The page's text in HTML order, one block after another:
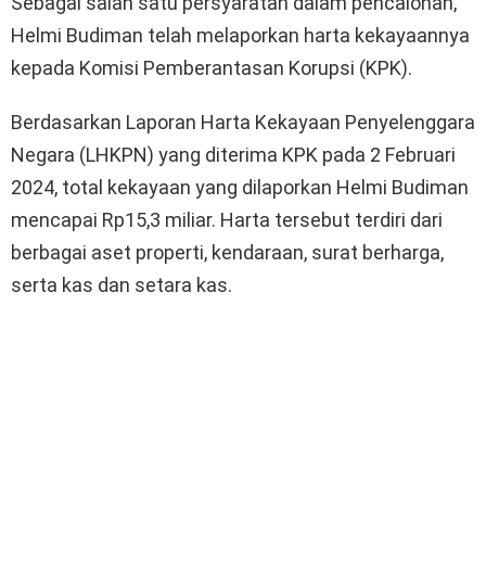
Helmi Budiman telah melaporkan harta kekayaannya
kepada Komisi Pemberantasan Korupsi (KPK).
Berdasarkan Laporan Harta Kekayaan Penyelenggara
Negara (LHKPN) yang diterima KPK pada 2 Februari
2024, total kekayaan yang dilaporkan Helmi Budiman
mencapai Rp15,3 miliar. Harta tersebut terdiri dari
berbagai aset properti, kendaraan, surat berharga,
serta kas dan setara kas.